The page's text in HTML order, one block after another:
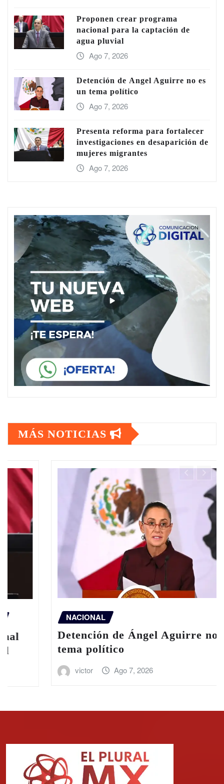
Proponen crear programa
nacional para la captación de
agua pluvial
Ago 7, 2026
Detención de Ángel Aguirre no es
un tema político
Ago 7, 2026
Presenta reforma para fortalecer
investigaciones en desaparición de
mujeres migrantes
Ago 7, 2026
MÁS NOTICIAS
NACIONAL
Detención de Ángel Aguirre no es un
tema político
Ago 7, 2026